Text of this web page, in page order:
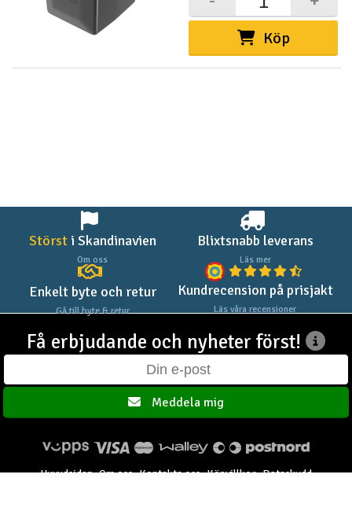
Köp
Störsti Skandinavien
Om oss
Blixtsnabb leverans
Läs mer
Enkelt byte och retur
Gå till byte & retur
Kundrecension på prisjakt
Läs våra recensioner
Få erbjudande och nyheter först!
Meddela mig
Huvudsidan Om oss Kontakta oss Köpvillkor Dataskydd